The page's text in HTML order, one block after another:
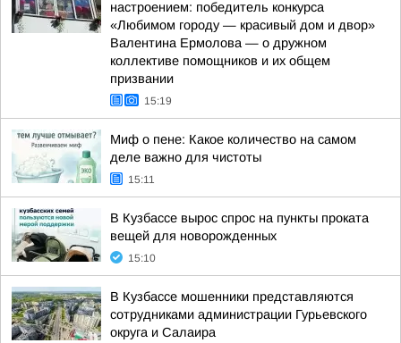
настроением: победитель конкурса
«Любимом городу — красивый дом и двор»
Валентина Ермолова — о дружном
коллективе помощников и их общем
призвании
15:19
Миф о пене: Какое количество на самом
деле важно для чистоты
15:11
В Кузбассе вырос спрос на пункты проката
вещей для новорожденных
15:10
В Кузбассе мошенники представляются
сотрудниками администрации Гурьевского
округа и Салаира